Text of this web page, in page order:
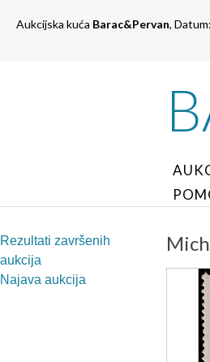
Aukcijska kuća Barac&Pervan, Datum:
Rezultati završenih
aukcija
Najava aukcija